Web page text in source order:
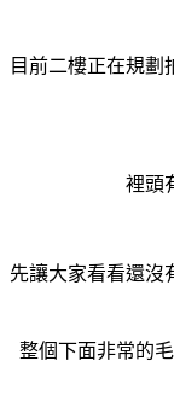
目前二樓正在規劃
裡頭
先讓大家看看還沒
整個下面非常的